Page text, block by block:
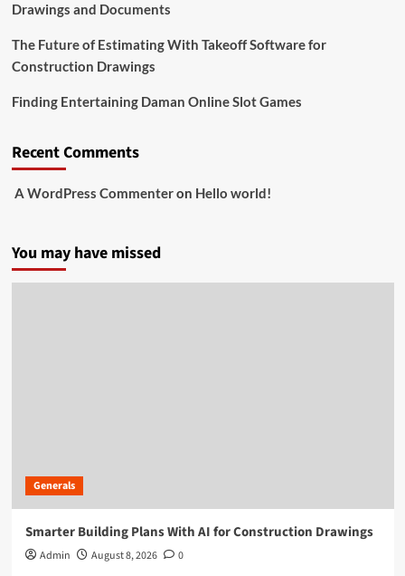
Drawings and Documents
The Future of Estimating With Takeoff Software for
Construction Drawings
Finding Entertaining Daman Online Slot Games
Recent Comments
A WordPress Commenteron Hello world!
You may have missed
Generals
Smarter Building Plans With AI for Construction Drawings
Admin August 8, 2026 0